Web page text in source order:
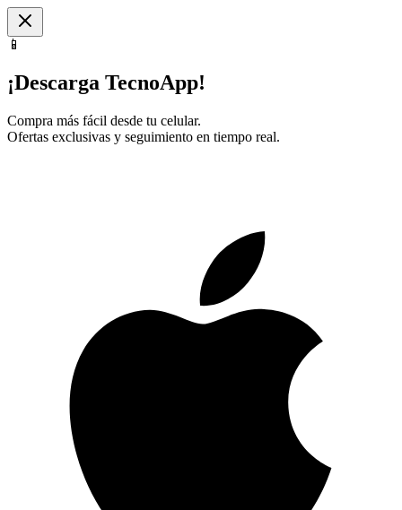
📱
¡Descarga TecnoApp!
Compra más fácil desde tu celular.
Ofertas exclusivas y seguimiento en tiempo real.